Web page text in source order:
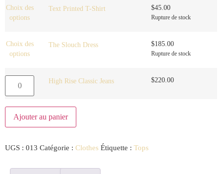
Choix des
options
Text Printed T-Shirt $45.00
Rupture de stock
Choix des
options
The Slouch Dress $185.00
Rupture de stock
High Rise Classic Jeans $220.00
Ajouter au panier
UGS : 013 Catégorie : Clothes Étiquette : Tops